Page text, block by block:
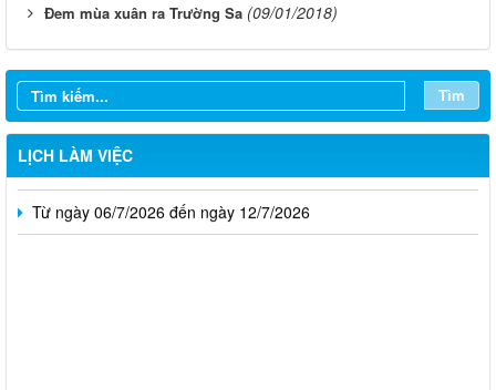
​Đem mùa xuân ra Trường Sa (09/01/2018)
Tìm
LỊCH LÀM VIỆC
Từ ngày 03/8/2026 đến ngày 09/8/2026
Từ ngày 20/7/2026 đến ngày 26/7/2026
Từ ngày 13/7/2026 đến ngày 18/7/2026
Từ ngày 06/7/2026 đến ngày 12/7/2026